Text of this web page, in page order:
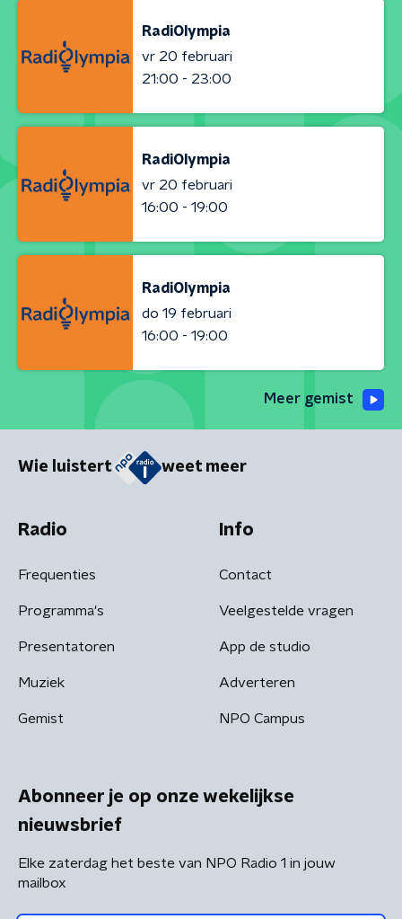
RadiOlympia
vr 20 februari
21:00 - 23:00
RadiOlympia
vr 20 februari
16:00 - 19:00
RadiOlympia
do 19 februari
16:00 - 19:00
Meer gemist
Wie luistert weet meer
Radio
Frequenties
Programma's
Presentatoren
Muziek
Gemist
Info
Contact
Veelgestelde vragen
App de studio
Adverteren
NPO Campus
Abonneer je op onze wekelijkse
nieuwsbrief
Elke zaterdag het beste van NPO Radio 1 in jouw
mailbox